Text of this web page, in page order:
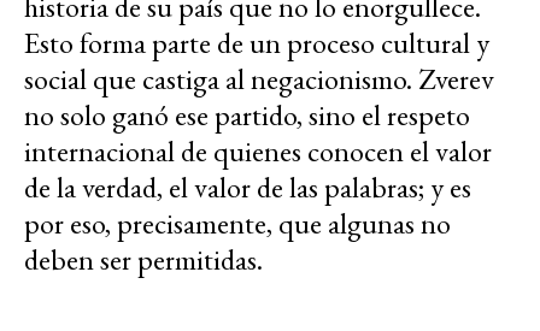
Esto forma parte de un proceso cultural y
social que castiga al negacionismo. Zverev
no solo ganó ese partido, sino el respeto
internacional de quienes conocen el valor
de la verdad, el valor de las palabras; y es
por eso, precisamente, que algunas no
deben ser permitidas.